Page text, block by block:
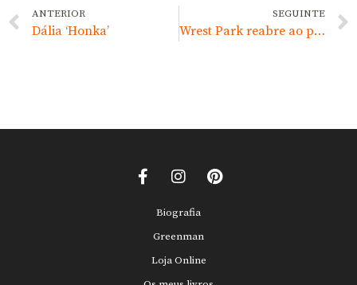
ANTERIOR
Dália ‘Honka’
SEGUINTE
Wrest Park reabre ao publico após recuperação de 20 anos.
Biografia
Greenman
Loja Online